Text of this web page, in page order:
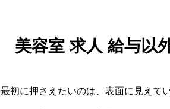
美容室 求人 給与以
最初に押さえたいのは、表面に見えて